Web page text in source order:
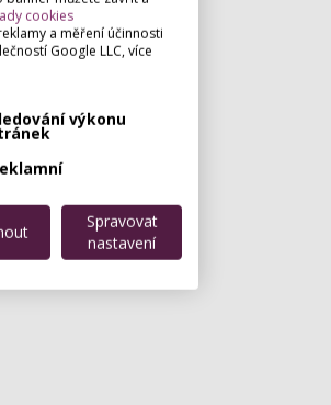
cookies
a měření účinnosti
Google LLC, více
výkonu
Spravovat
nastavení